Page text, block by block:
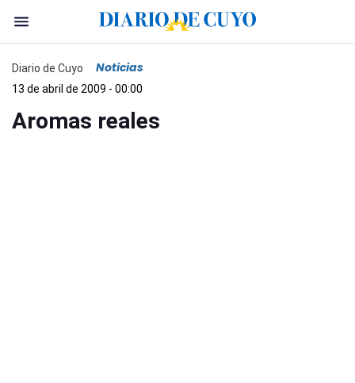
Diario de Cuyo Noticias
13 de abril de 2009 - 00:00
Aromas reales